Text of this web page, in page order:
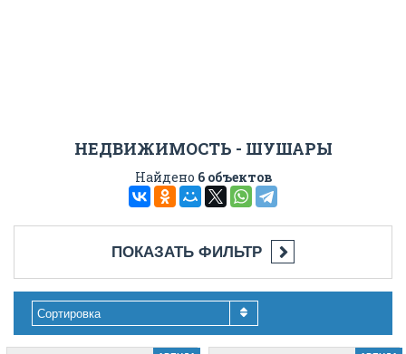
НЕДВИЖИМОСТЬ - ШУШАРЫ
Найдено 6 объектов
ПОКАЗАТЬ ФИЛЬТР
Сортировка